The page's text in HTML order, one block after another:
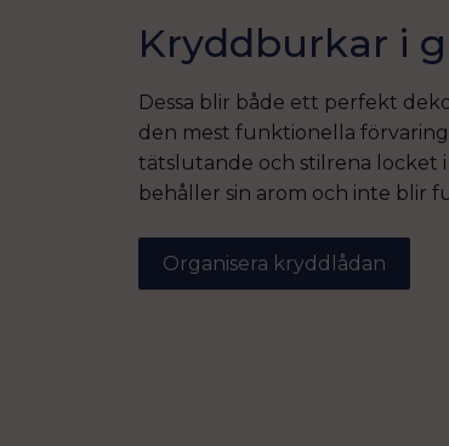
Kryddburkar i
Dessa blir både ett perfekt
den mest funktionella
tätslutande och stilrena locket
behåller sin arom och inte blir
Organisera kryddlådan